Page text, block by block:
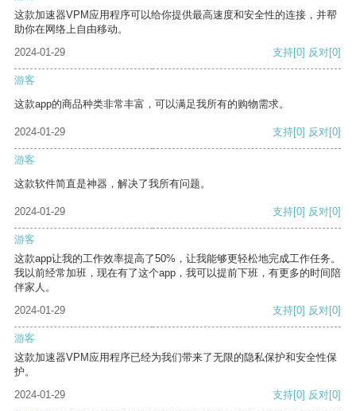
这款加速器VPM应用程序可以给你提供最高速度和安全性的连接，并帮
助你在网络上自由移动。
2024-01-29
支持[0] 反对[0]
游客
这款app的商品种类非常丰富，可以满足我所有的购物需求。
2024-01-29 支持[0] 反对[0]
游客
这款软件简直是神器，解决了我所有问题。
2024-01-29 支持[0] 反对[0]
游客
这款app让我的工作效率提高了50%，让我能够更轻松地完成工作任务。
我以前经常加班，现在有了这个app，我可以提前下班，有更多的时间陪
伴家人。
2024-01-29
支持[0] 反对[0]
游客
这款加速器VPM应用程序已经为我们带来了无限的隐私保护和安全性保
护。
2024-01-29
支持[0] 反对[0]